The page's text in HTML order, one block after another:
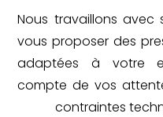
Nous travaillons
vous proposer des
adaptées à votre
compte de vos
contraintes